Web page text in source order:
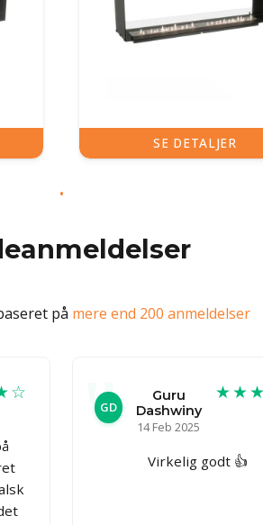
SE DETALJER
på mere end 200 anmeldelser
GD
Guru
Dashwiny
14 Feb 2025
Virkelig godt 👍